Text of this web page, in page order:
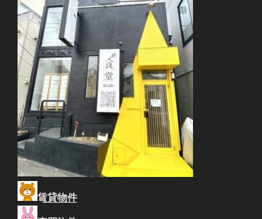
賃貸物件